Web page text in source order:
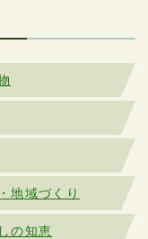
地域づくり
の知恵